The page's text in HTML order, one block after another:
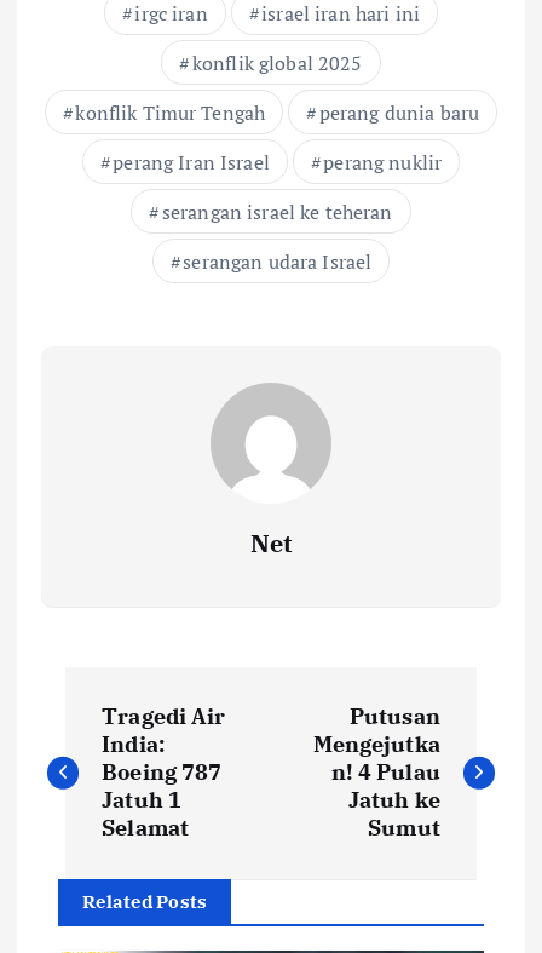
irgc iran
israel iran hari ini
konflik global 2025
konflik Timur Tengah
perang dunia baru
perang Iran Israel
perang nuklir
serangan israel ke teheran
serangan udara Israel
Net
a
g
Tragedi Air
India:
Boeing 787
Jatuh 1
Selamat
Putusan
Mengejutka
n! 4 Pulau
Jatuh ke
Sumut
Related Posts